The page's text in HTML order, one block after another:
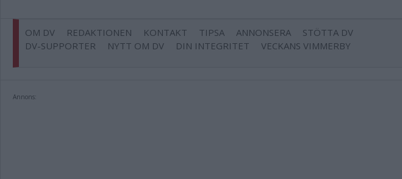
OM DV REDAKTIONEN KONTAKT TIPSA ANNONSERA
STÖTTA DV
DV-SUPPORTER
NYTT OM DV DIN INTEGRITET VECKANS VIMMERBY
Annons: